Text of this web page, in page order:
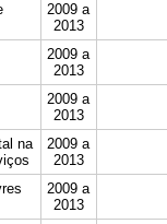
2009 a
2013
2009 a
2013
2009 a
2013
na
2009 a
2013
2009 a
2013